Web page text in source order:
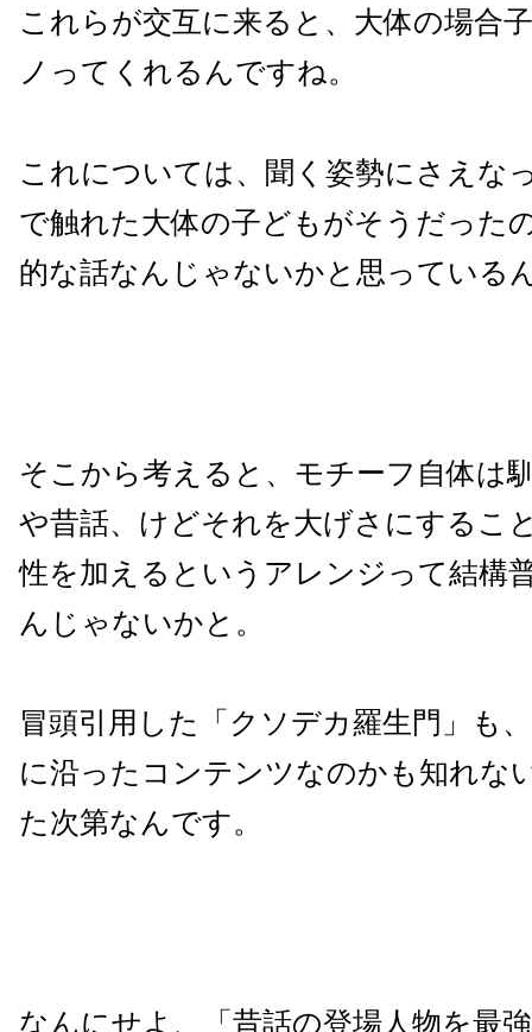
これらが交互に来ると、大体の場合
ノってくれるんですね。
これについては、聞く姿勢にさえな
で触れた大体の子どもがそうだった
的な話なんじゃないかと思っている
そこから考えると、モチーフ自体は
や昔話、けどそれを大げさにするこ
性を加えるというアレンジって結構
んじゃないかと。
冒頭引用した「クソデカ羅生門」も
に沿ったコンテンツなのかも知れな
た次第なんです。
なんにせよ、「昔話の登場人物を最